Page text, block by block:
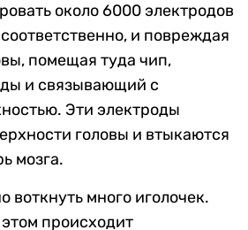
около 6000 электродов
и повреждая
помещая туда чип,
и связывающий с
Эти электроды
головы и втыкаются
мозга.
воткнуть много иголочек.
происходит